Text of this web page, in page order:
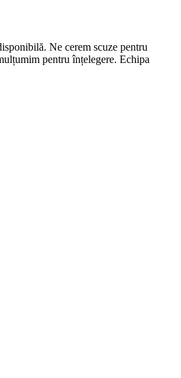
Ne cerem scuze pentru
pentru înțelegere. Echipa